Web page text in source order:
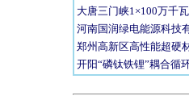
大唐三门峡1×100万千
河南国润绿电能源科技
郑州高新区高性能超硬
开阳“磷钛铁锂”耦合循